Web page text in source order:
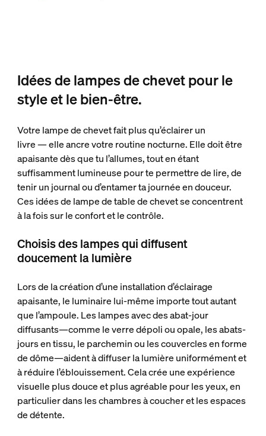
Idées de lampes de chevet pour le
style et le bien-être.
Votre lampe de chevet fait plus qu’éclairer un
livre — elle ancre votre routine nocturne. Elle doit être
apaisante dès que tu l’allumes, tout en étant
suffisamment lumineuse pour te permettre de lire, de
tenir un journal ou d’entamer ta journée en douceur.
Ces idées de lampe de table de chevet se concentrent
à la fois sur le confort et le contrôle.
Choisis des lampes qui diffusent
doucement la lumière
Lors de la création d’une installation d’éclairage
apaisante, le luminaire lui-même importe tout autant
que l’ampoule. Les lampes avec des abat-jour
diffusants—comme le verre dépoli ou opale, les abats-
jours en tissu, le parchemin ou les couvercles en forme
de dôme—aident à diffuser la lumière uniformément et
à réduire l’éblouissement. Cela crée une expérience
visuelle plus douce et plus agréable pour les yeux, en
particulier dans les chambres à coucher et les espaces
de détente.